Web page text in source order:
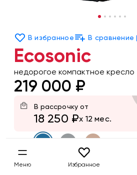
В избранное В сравнение
Ecosonic
недорогое компактное кресло
219 000 ₽
В рассрочку от
18 250 ₽x 12 мес.
Заказать
Меню Избранное